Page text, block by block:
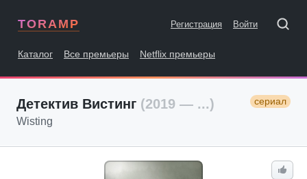
TORAMP Регистрация Войти
Каталог Все премьеры Netflix премьеры
Детектив Вистинг (2019 — ...) сериал
Wisting